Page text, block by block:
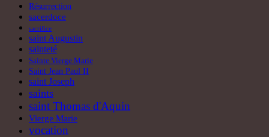
Résurrection
sacerdoce
sacrifice
saint Augustin
sainteté
Sainte Vierge Marie
Saint Jean Paul II
saint Joseph
saints
saint Thomas d'Aquin
Vierge Marie
vocation